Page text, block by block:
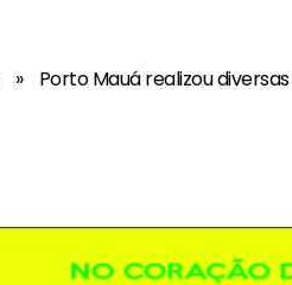
» Porto Mauá realizou